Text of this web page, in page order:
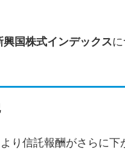
国株式インデックス
り信託報酬がさらに下